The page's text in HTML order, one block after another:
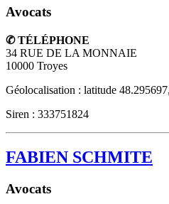
Avocats
✆ TÉLÉPHONE
34 RUE DE LA MONNAIE
10000 Troyes
Géolocalisation : latitude
Siren : 333751824
FABIEN SCHMITE
Avocats